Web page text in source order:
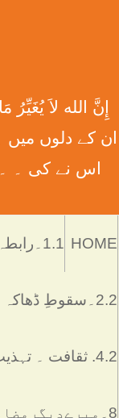
اس نے کی ۔ ۔
HOME 1.1۔رابطہ و تعارف
2.2۔سقوطِ ڈھاکہ ۔ پروپیگنڈہ اور حقائق
4.2. ثقافت ۔ تہذیب و تمدن
8۔میرےدیگرمضامین